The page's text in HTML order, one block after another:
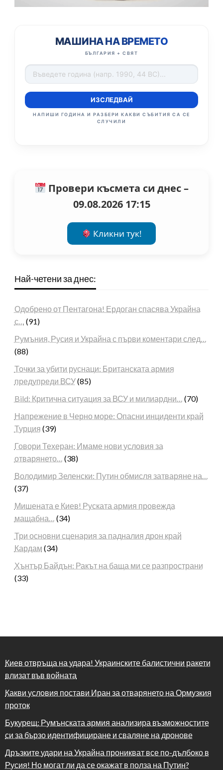
МАШИНА НА ВРЕМЕТО
БЪЛГАРИЯ + СВЯТ
ИЗСЛЕДВАЙ
НАПИШИ ГОДИНА И РАЗБЕРИ КАКВИ СЪБИТИЯ СА СЕ
СЛУЧИЛИ
Провери късмета си днес –
09.08.2026 17:15
Кликни тук!
Най-четени за днес:
Одобрено от Пентагона! Ердоган спасява Украйна
с… (91)
Румъния, Русия и Украйна с първи коментари след…
(88)
Точки за убити руснаци: Британската армия
предупреди ВСУ(85)
Bild: Критична ситуация за ВСУ и милиардни… (70)
Напрежение в Черно море: Опасни инциденти край
Турция (39)
Говори Техеран: Имаме нови условия за
отварянето… (38)
Володимир Зеленски: Путин обмисля затваряне на…
(37)
Мишената е Киев! Руската армия провежда
мащабна… (34)
Три основни сценария за падналия дрон край
Кардам (34)
Хънтър Байдън: Ракът на баща ми се разпространи
(33)
Киев отвръща на удара! Украинските балистични ракети
влизат във войната
Какви условия постави Иран за отварянето на Ормузкия
проток
Букурещ: Румънската армия анализира възможностите
си за бързо идентифициране и сваляне на дронове
Дръзките удари на Украйна проникват все по-дълбоко в
Русия! Но могат ли да се окажат в полза на Путин?